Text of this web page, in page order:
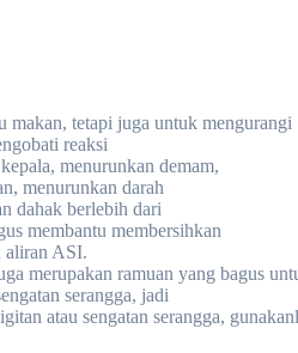
makan, tetapi juga untuk mengurangi
reaksi
menurunkan demam,
menurunkan darah
dahak berlebih dari
membantu membersihkan
aliran ASI.
merupakan ramuan yang bagus
serangga, jadi
atau sengatan serangga,